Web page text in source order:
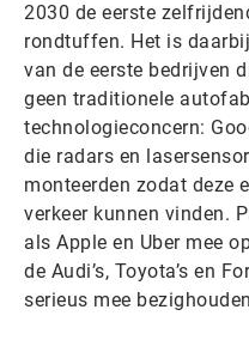
2030 de eerste
rondtuffen. Het is
van de eerste bedrijven
geen traditionele
technologieconcern:
die radars en
monteerden zodat deze
verkeer kunnen vinden.
als Apple en Uber mee
de Audi’s, Toyota’s en
serieus mee